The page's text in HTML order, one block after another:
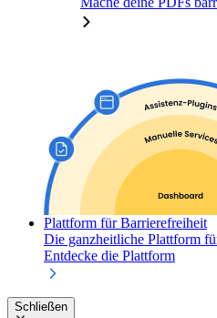
Plattform für Barrierefreiheit
Die ganzheitliche Plattform
Entdecke die Plattform
Schließen